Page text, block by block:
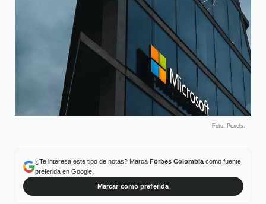
Foto: Pexels.
¿Te interesa este tipo de notas? Marca Forbes Colombiacomo fuente
preferida en Google.
Marcar como preferida